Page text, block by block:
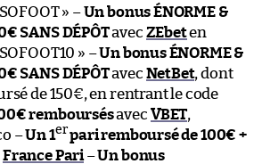
» –Un bonus ÉNORME &
SANS DÉPÔTavec ZEbeten
» –Un bonus ÉNORME &
SANS DÉPÔTavec NetBet, dont
de 150€, en rentrant le code
remboursésavec VBET,
–Un 1erpari remboursé de 100€ +
France Pari–Un bonus